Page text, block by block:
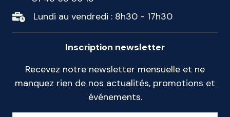
Lundi au vendredi : 8h30 - 17h30
Inscription newsletter
Recevez notre newsletter mensuelle et ne
manquez rien de nos actualités, promotions et
événements.